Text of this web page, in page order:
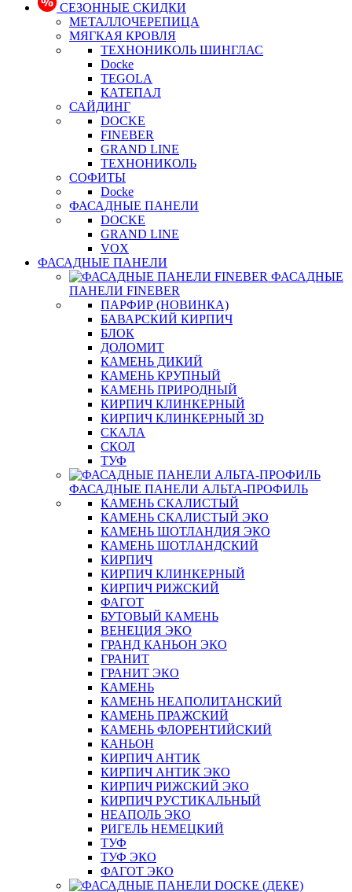
СЕЗОННЫЕ СКИДКИ
МЕТАЛЛОЧЕРЕПИЦА
МЯГКАЯ КРОВЛЯ
ТЕХНОНИКОЛЬ ШИНГЛАС
Docke
TEGOLA
КАТЕПАЛ
САЙДИНГ
DOCKE
FINEBER
GRAND LINE
ТЕХНОНИКОЛЬ
СОФИТЫ
Docke
ФАСАДНЫЕ ПАНЕЛИ
DOCKE
GRAND LINE
VOX
ФАСАДНЫЕ ПАНЕЛИ
ФАСАДНЫЕ
ПАНЕЛИ FINEBER
ПАРФИР (НОВИНКА)
БАВАРСКИЙ КИРПИЧ
БЛОК
ДОЛОМИТ
КАМЕНЬ ДИКИЙ
КАМЕНЬ КРУПНЫЙ
КАМЕНЬ ПРИРОДНЫЙ
КИРПИЧ КЛИНКЕРНЫЙ
КИРПИЧ КЛИНКЕРНЫЙ 3D
СКАЛА
СКОЛ
ТУФ
ФАСАДНЫЕ ПАНЕЛИ АЛЬТА-ПРОФИЛЬ
КАМЕНЬ СКАЛИСТЫЙ
КАМЕНЬ СКАЛИСТЫЙ ЭКО
КАМЕНЬ ШОТЛАНДИЯ ЭКО
КАМЕНЬ ШОТЛАНДСКИЙ
КИРПИЧ
КИРПИЧ КЛИНКЕРНЫЙ
КИРПИЧ РИЖСКИЙ
ФАГОТ
БУТОВЫЙ КАМЕНЬ
ВЕНЕЦИЯ ЭКО
ГРАНД КАНЬОН ЭКО
ГРАНИТ
ГРАНИТ ЭКО
КАМЕНЬ
КАМЕНЬ НЕАПОЛИТАНСКИЙ
КАМЕНЬ ПРАЖСКИЙ
КАМЕНЬ ФЛОРЕНТИЙСКИЙ
КАНЬОН
КИРПИЧ АНТИК
КИРПИЧ АНТИК ЭКО
КИРПИЧ РИЖСКИЙ ЭКО
КИРПИЧ РУСТИКАЛЬНЫЙ
НЕАПОЛЬ ЭКО
РИГЕЛЬ НЕМЕЦКИЙ
ТУФ
ТУФ ЭКО
ФАГОТ ЭКО